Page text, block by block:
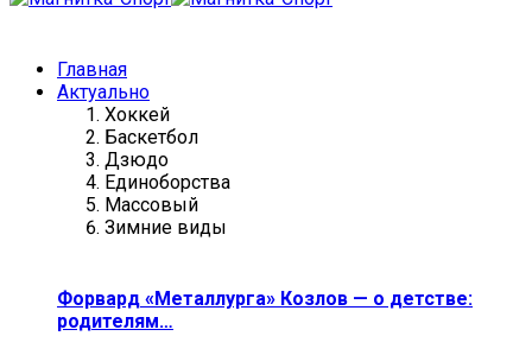
Главная
Актуально
Хоккей
Баскетбол
Дзюдо
Единоборства
Массовый
Зимние виды
Форвард «Металлурга» Козлов — о детстве:
родителям…